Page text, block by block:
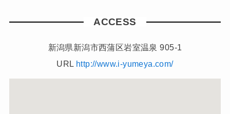
ACCESS
新潟県新潟市西蒲区岩室温泉 905-1
URL http://www.i-yumeya.com/